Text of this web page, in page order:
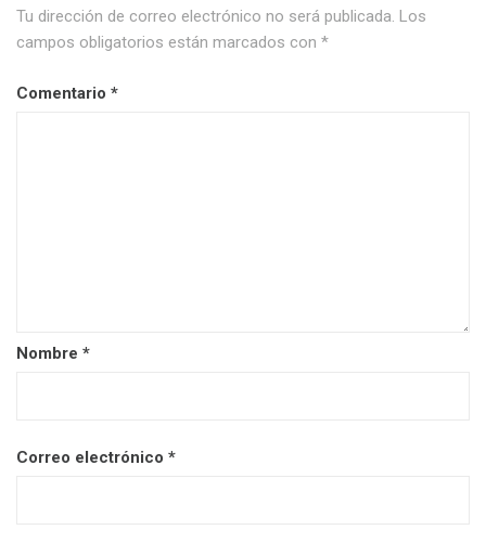
Tu dirección de correo electrónico no será publicada. Los
campos obligatorios están marcados con *
Comentario *
Nombre *
Correo electrónico *